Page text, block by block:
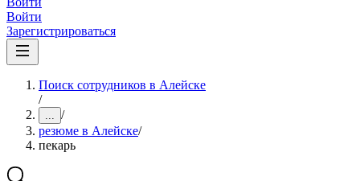
Войти
Зарегистрироваться
Поиск сотрудников в Алейске
/
... /
резюме в Алейске/
пекарь